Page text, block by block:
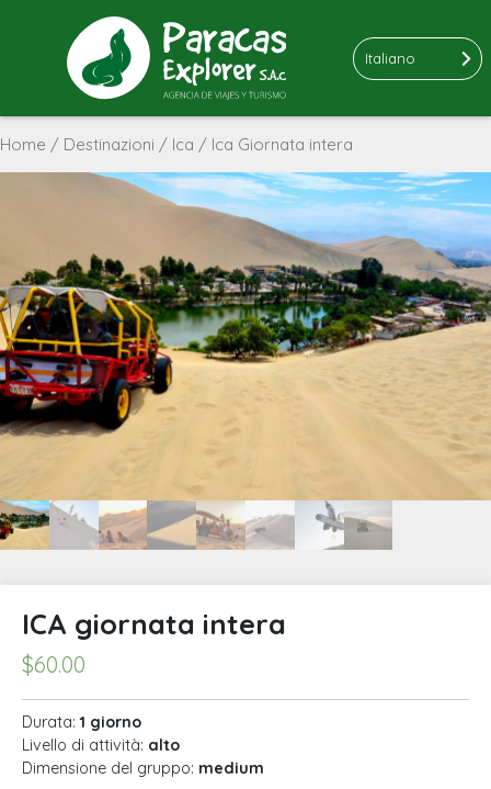
Italiano
Home / Destinazioni / Ica / Ica Giornata intera
ICA giornata intera
$60.00
Durata:1 giorno
Livello di attività: alto
Dimensione del gruppo: medium